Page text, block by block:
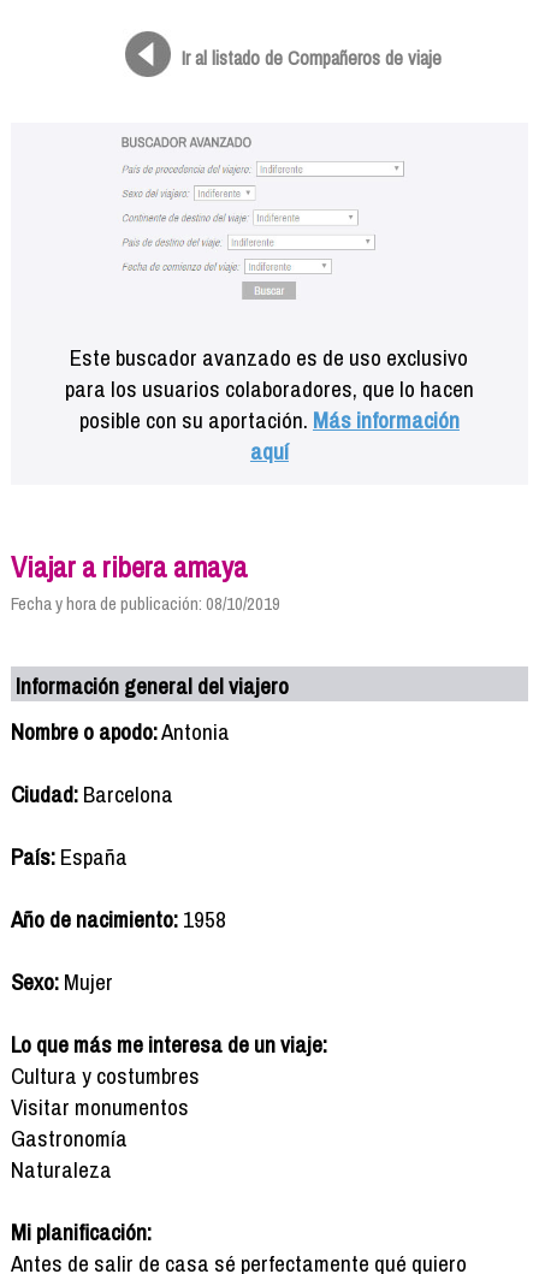
Ir al listado de Compañeros de viaje
Este buscador avanzado es de uso exclusivo
para los usuarios colaboradores, que lo hacen
posible con su aportación. Más información
aquí
Viajar a ribera amaya
Fecha y hora de publicación: 08/10/2019
Información general del viajero
Nombre o apodo:Antonia
Ciudad:Barcelona
País:España
Año de nacimiento:1958
Sexo:Mujer
Lo que más me interesa de un viaje:
Cultura y costumbres
Visitar monumentos
Gastronomía
Naturaleza
Mi planificación:
Antes de salir de casa sé perfectamente qué quiero